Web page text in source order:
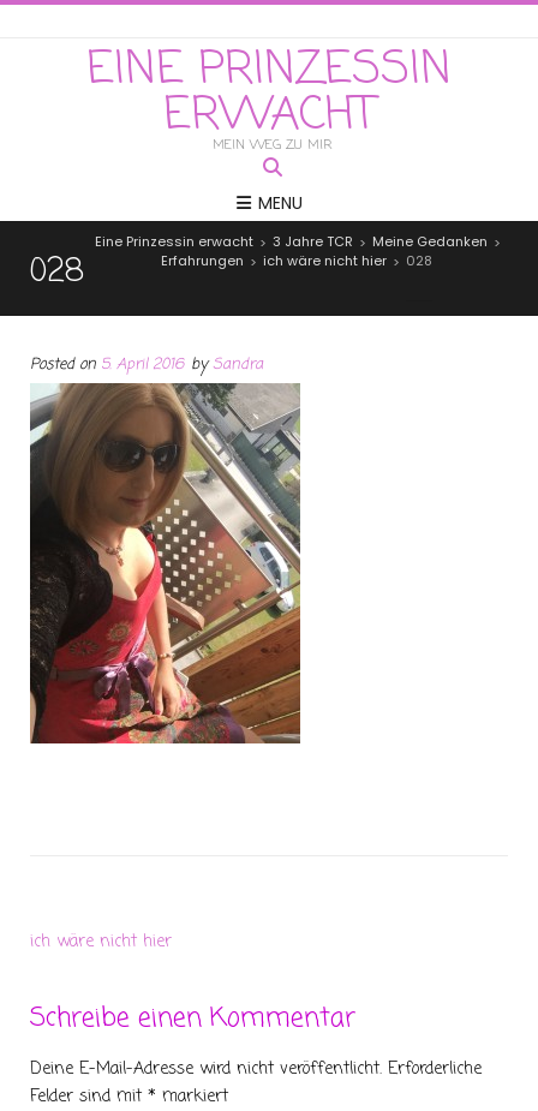
EINE PRINZESSIN
ERWACHT
MEIN WEG ZU MIR
MENU
028
Eine Prinzessin erwacht > 3 Jahre TCR > Meine Gedanken >
Erfahrungen > ich wäre nicht hier > 028
Posted on 5. April 2016 bySandra
ich wäre nicht hier
Schreibe einen Kommentar
Deine E-Mail-Adresse wird nicht veröffentlicht. Erforderliche
Felder sind mit * markiert